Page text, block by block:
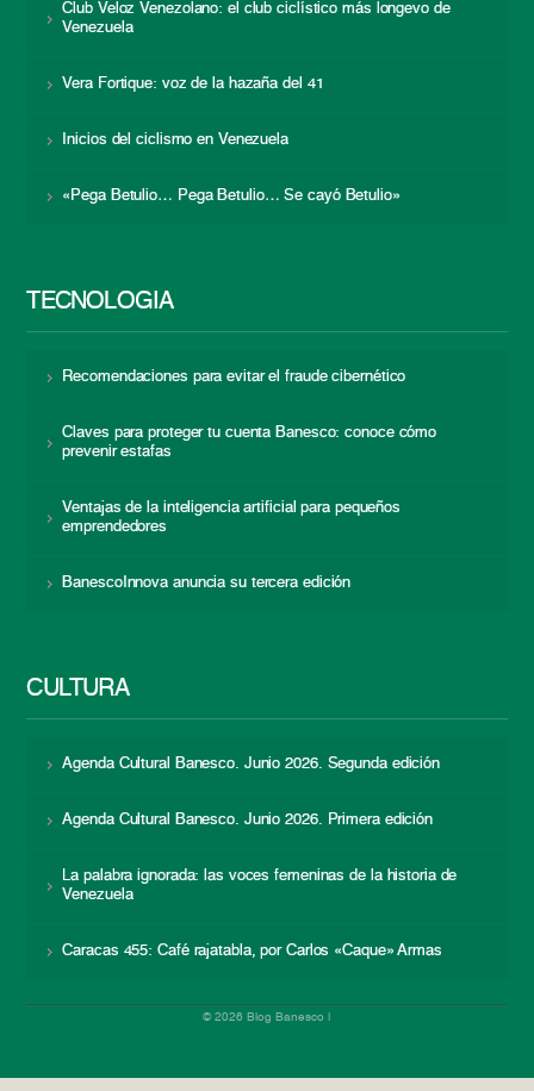
Club Veloz Venezolano: el club ciclístico más longevo de
Venezuela
Vera Fortique: voz de la hazaña del 41
Inicios del ciclismo en Venezuela
«Pega Betulio… Pega Betulio… Se cayó Betulio»
TECNOLOGÍA
Recomendaciones para evitar el fraude cibernético
Claves para proteger tu cuenta Banesco: conoce cómo
prevenir estafas
Ventajas de la inteligencia artificial para pequeños
emprendedores
BanescoInnova anuncia su tercera edición
CULTURA
Agenda Cultural Banesco. Junio 2026. Segunda edición
Agenda Cultural Banesco. Junio 2026. Primera edición
La palabra ignorada: las voces femeninas de la historia de
Venezuela
Caracas 455: Café rajatabla, por Carlos «Caque» Armas
© 2026 Blog Banesco |